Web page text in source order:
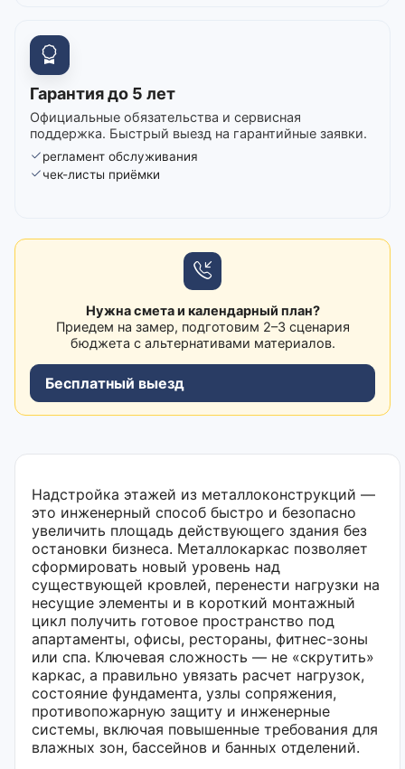
Гарантия до 5 лет
Официальные обязательства и сервисная
поддержка. Быстрый выезд на гарантийные заявки.
регламент обслуживания
чек-листы приёмки
Нужна смета и календарный план?
Приедем на замер, подготовим 2–3 сценария
бюджета с альтернативами материалов.
Бесплатный выезд
Надстройка этажей из металлоконструкций —
это инженерный способ быстро и безопасно
увеличить площадь действующего здания без
остановки бизнеса. Металлокаркас позволяет
сформировать новый уровень над
существующей кровлей, перенести нагрузки на
несущие элементы и в короткий монтажный
цикл получить готовое пространство под
апартаменты, офисы, рестораны, фитнес-зоны
или спа. Ключевая сложность — не «скрутить»
каркас, а правильно увязать расчет нагрузок,
состояние фундамента, узлы сопряжения,
противопожарную защиту и инженерные
системы, включая повышенные требования для
влажных зон, бассейнов и банных отделений.